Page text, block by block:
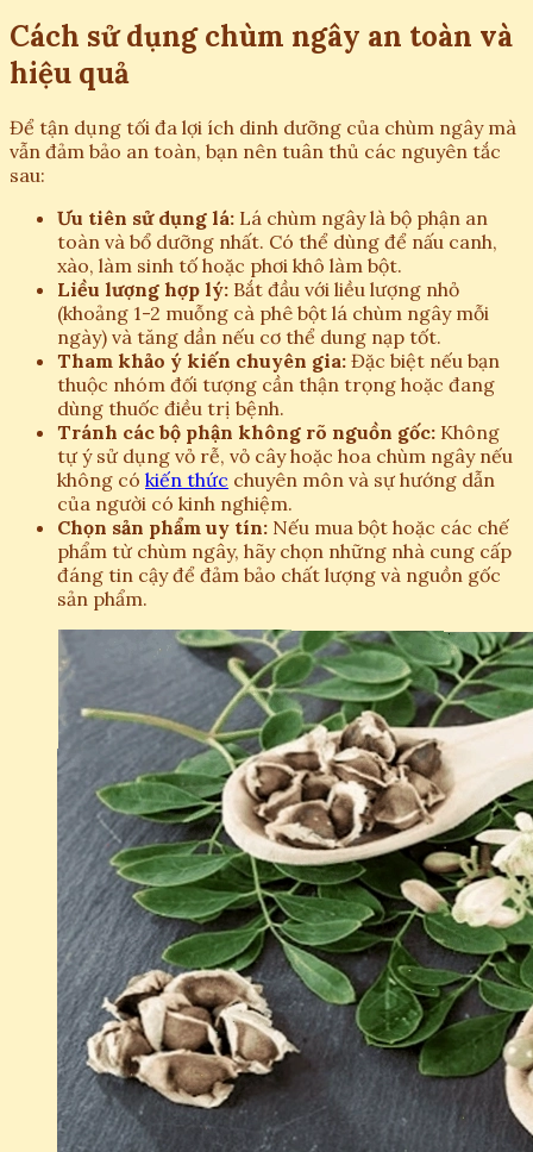
Cách sử dụng chùm ngây an toàn và
hiệu quả
Để tận dụng tối đa lợi ích dinh dưỡng của chùm ngây mà
vẫn đảm bảo an toàn, bạn nên tuân thủ các nguyên tắc
sau:
Ưu tiên sử dụng lá: Lá chùm ngây là bộ phận an
toàn và bổ dưỡng nhất. Có thể dùng để nấu canh,
xào, làm sinh tố hoặc phơi khô làm bột.
Liều lượng hợp lý: Bắt đầu với liều lượng nhỏ
(khoảng 1-2 muỗng cà phê bột lá chùm ngây mỗi
ngày) và tăng dần nếu cơ thể dung nạp tốt.
Tham khảo ý kiến chuyên gia: Đặc biệt nếu bạn
thuộc nhóm đối tượng cần thận trọng hoặc đang
dùng thuốc điều trị bệnh.
Tránh các bộ phận không rõ nguồn gốc: Không
tự ý sử dụng vỏ rễ, vỏ cây hoặc hoa chùm ngây nếu
không có kiến thức chuyên môn và sự hướng dẫn
của người có kinh nghiệm.
Chọn sản phẩm uy tín: Nếu mua bột hoặc các chế
phẩm từ chùm ngây, hãy chọn những nhà cung cấp
đáng tin cậy để đảm bảo chất lượng và nguồn gốc
sản phẩm.